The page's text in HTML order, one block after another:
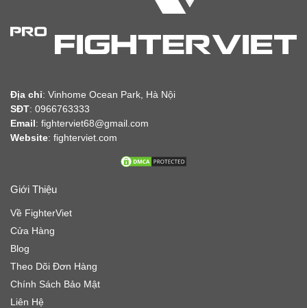
Địa chỉ: Vinhome Ocean Park, Hà Nội
SĐT: 0966763333
Email: fighterviet68@gmail.com
Website: fighterviet.com
Giới Thiệu
Về FighterViet
Cửa Hàng
Blog
Theo Dõi Đơn Hàng
Chính Sách Bảo Mật
Liên Hệ